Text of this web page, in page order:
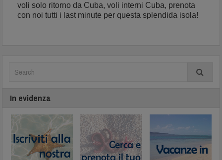
voli solo ritorno da Cuba, voli interni Cuba, prenota
con noi tutti i last minute per questa splendida isola!
In evidenza